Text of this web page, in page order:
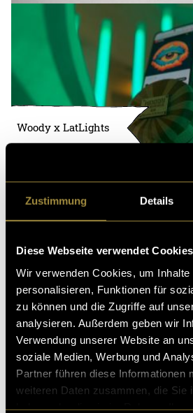
Zustimmung Details
Diese Webseite verwendet Cookies
Wir verwenden Cookies, um Inhalte
personalisieren, Funktionen für
zu können und die Zugriffe auf
analysieren. Außerdem geben wir
Verwendung unserer Website an
soziale Medien, Werbung und
Partner führen diese Informationen
weiteren Daten zusammen, die Sie
Woody x LatLights